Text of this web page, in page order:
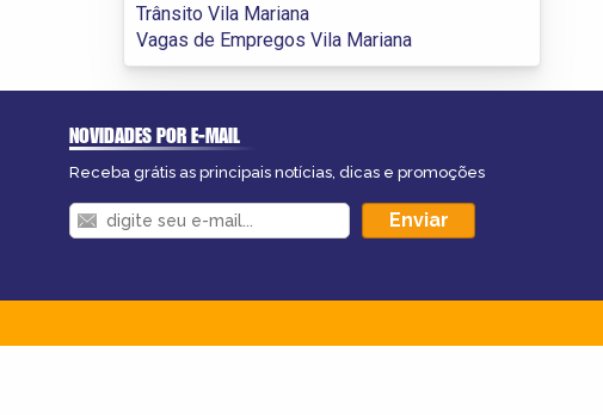
Trânsito Vila Mariana
Vagas de Empregos Vila Mariana
NOVIDADES POR E-MAIL
Receba grátis as principais notícias, dicas e promoções